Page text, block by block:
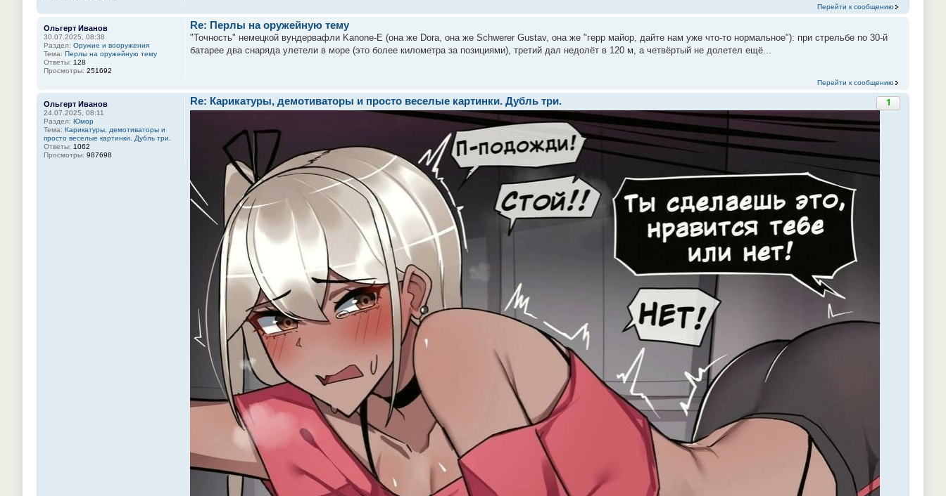
Перейти к сообщению
Ольгерт Иванов
30.07.2025, 08:38
Раздел: Оружие и вооружения
Тема: Перлы на оружейную тему
Ответы: 128
Просмотры: 251692
Re: Перлы на оружейную тему
"Точность" немецкой вундервафли Kanone-E (она же Dora, она же Schwerer Gustav, она же "герр майор, дайте нам уже что-то нормальное"): при стрельбе по 30-й
батарее два снаряда улетели в море (это более километра за позициями), третий дал недолёт в 120 м, а четвёртый не долетел ещё...
Перейти к сообщению
Ольгерт Иванов
24.07.2025, 08:11
Раздел: Юмор
Тема: Карикатуры, демотиваторы и
просто веселые картинки. Дубль три.
Ответы: 1062
Просмотры: 987698
1
Re: Карикатуры, демотиваторы и просто веселые картинки. Дубль три.